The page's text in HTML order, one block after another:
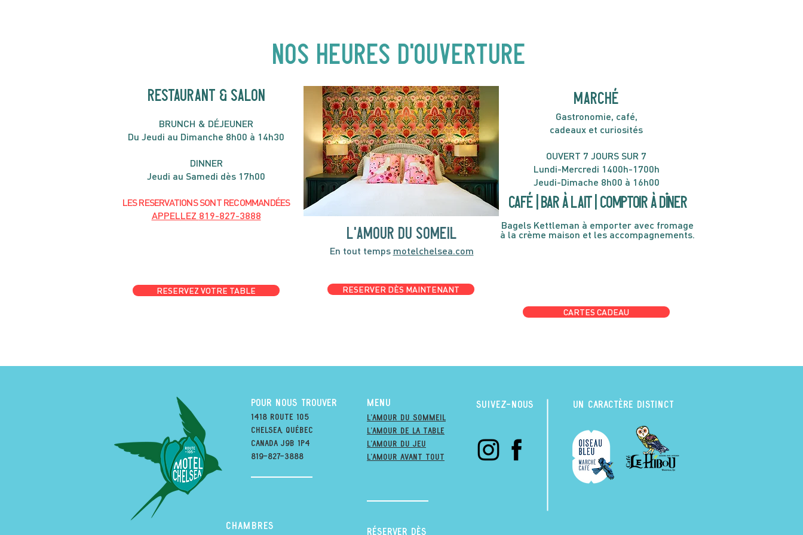
RESTAURANT & SALON
BRUNCH & DÉJEUNER
Du Jeudi au Dimanche 8h00 à 14h30
DINNER
Jeudi au Samedi dès 17h00
LES RESERVATIONSSONT RECOMMANDÉES
APPELLEZ 819-827-3888
RESERVEZ VOTRE TABLE
l'amour du someil
En tout temps motelchelsea.com
RESERVER DÈS MAINTENANT
MARCHÉ
Gastronomie, café,
cadeaux et curiosités
OUVERT 7 JOURS SUR 7
Lundi-Mercredi 1400h-1700h
Jeudi-Dimache 8h00 à 16h00
café | Bar à lait | Comptoir à dîner
Bagels Kettleman à emporter avec fromage
à la crème maison et les accompagnements.
CARTES CADEAU
NOS heures d'ouverture
POUR NOUS TROUVER
1418 Route 105
Chelsea, québec
canada j9B 1P4
819-827-3888
MENU
l'amour du soMmeil
l'amour de la table
l'amour du jeu
L'amour avant tout
Chambres
RÉSERVER DÈS
suivez-nous UN CARACTÈRE DISTINCT